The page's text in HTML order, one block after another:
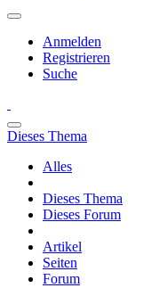
Anmelden
Registrieren
Suche
Dieses Thema
Alles
Dieses Thema
Dieses Forum
Artikel
Seiten
Forum